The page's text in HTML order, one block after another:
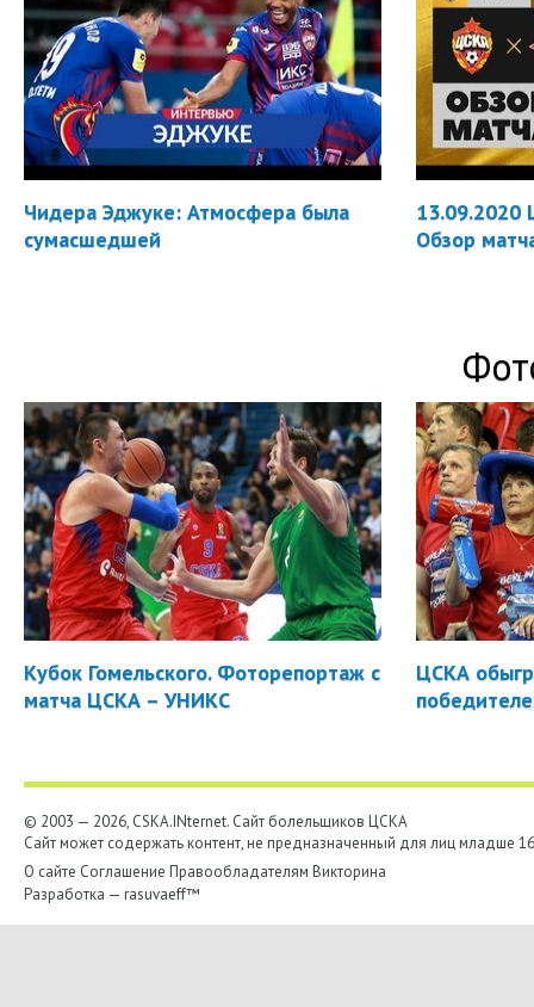
Чидера Эджуке: Атмосфера была
сумасшедшей
13.09.2020
Обзор
Кубок Гомельского. Фоторепортаж с
матча ЦСКА – УНИКС
ЦСКА
© 2003 — 2026, CSKA.INternet. Cайт болельщиков ЦСКА
Сайт может содержать контент, не предназначенный для лиц младше
О сайте Соглашение Правообладателям Викторина
Разработка — rasuvaeff™